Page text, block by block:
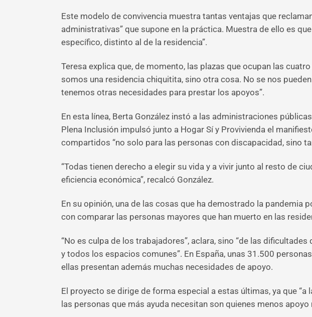
Este modelo de convivencia muestra tantas ventajas que
administrativas” que supone en la práctica. Muestra de ello es
específico, distinto al de la residencia”.
Teresa explica que, de momento, las plazas que ocupan las
somos una residencia chiquitita, sino otra cosa. No se nos
tenemos otras necesidades para prestar los apoyos”.
En esta línea, Berta González instó a las administraciones
Plena Inclusión impulsó junto a Hogar Sí y Provivienda el
compartidos “no solo para las personas con discapacidad, sino
“Todas tienen derecho a elegir su vida y a vivir junto al resto de
eficiencia económica”, recalcó González.
En su opinión, una de las cosas que ha demostrado la pandemia
con comparar las personas mayores que han muerto en las
“No es culpa de los trabajadores”, aclara, sino “de las
y todos los espacios comunes”. En España, unas 31.500
ellas presentan además muchas necesidades de apoyo.
El proyecto se dirige de forma especial a estas últimas, ya que
las personas que más ayuda necesitan son quienes menos apoyo